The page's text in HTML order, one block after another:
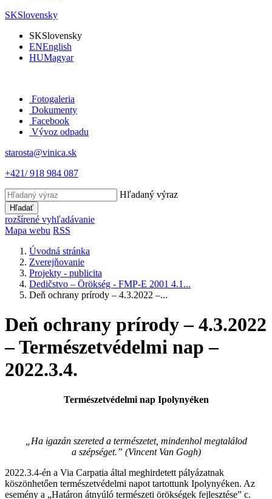
SKSlovensky
SKSlovensky
ENEnglish
HUMagyar
Fotogaleria
Dokumenty
Facebook
Vývoz odpadu
starosta@vinica.sk
+421/ 918 984 087
Hľadaný výraz
Hľadať
rozšírené vyhľadávanie
Mapa webu RSS
Úvodná stránka
Zverejňovanie
Projekty - publicita
Dedičstvo – Örökség - FMP-E 2001 4.1...
Deň ochrany prírody – 4.3.2022 –...
Deň ochrany prírody – 4.3.2022
– Természetvédelmi nap –
2022.3.4.
Természetvédelmi nap Ipolynyéken
„Ha igazán szereted a természetet, mindenhol megtalálod
a szépséget.” (Vincent Van Gogh)
2022.3.4-én a Via Carpatia által meghirdetett pályázatnak
köszönhetően természetvédelmi napot tartottunk Ipolynyéken. Az
esemény a „Határon átnyúló természeti örökségek fejlesztése” c.